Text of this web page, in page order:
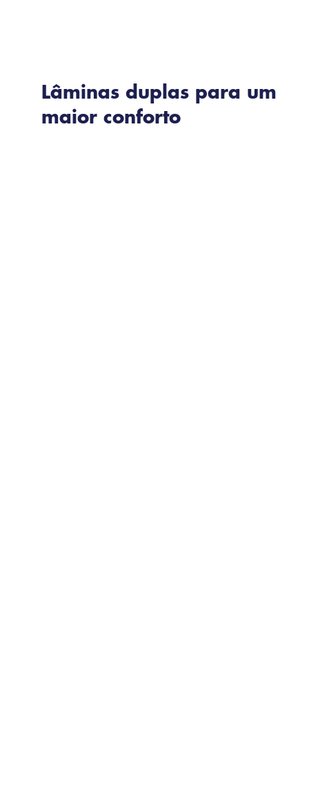
Lâminas duplas para um
maior conforto